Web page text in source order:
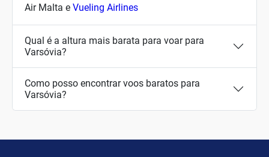
Air Malta e Vueling Airlines
Qual é a altura mais barata para voar para
Varsóvia?
Como posso encontrar voos baratos para
Varsóvia?